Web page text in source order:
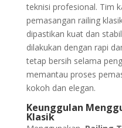
teknisi profesional. Tim
pemasangan railing
dipastikan kuat dan
dilakukan dengan rapi
tetap bersih selama
memantau proses
kokoh dan elegan.
Keunggulan
Klasik